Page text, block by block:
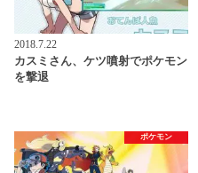
2018.7.22
カスミさん、ケツ噴射でポケモン
を撃退
ポケモン